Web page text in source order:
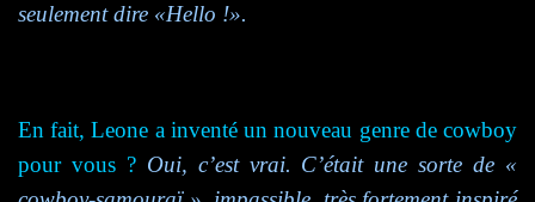
seulement dire «Hello !».
En fait, Leone a inventé un nouveau genre de cowboy
pour vous ? Oui, c’est vrai. C’était une sorte de «